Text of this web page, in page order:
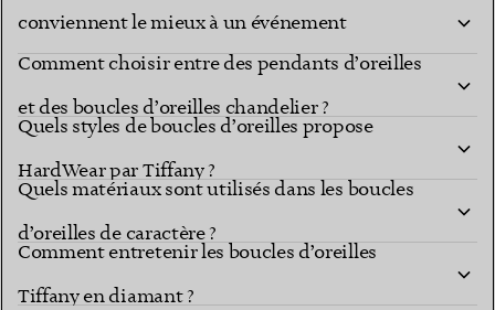
conviennent le mieux à un événement
important ?
Comment choisir entre des pendants d’oreilles
et des boucles d’oreilles chandelier ?
Quels styles de boucles d’oreilles propose
HardWear par Tiffany ?
Quels matériaux sont utilisés dans les boucles
d’oreilles de caractère ?
Comment entretenir les boucles d’oreilles
Tiffany en diamant ?
Quels styles de boucles d’oreilles de caractère